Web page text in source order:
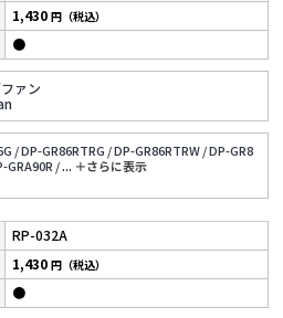
ァン
1,430円（税込）
●
/DP-GR86RTRG /DP-GR86RTRW /DP-GR8
GRA90R /... ＋さらに表⽰
RP-032A
1,430円（税込）
●